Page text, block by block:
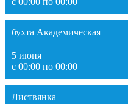
бухта Академическая
5 июня
с 00:00 по 00:00
Листвянка